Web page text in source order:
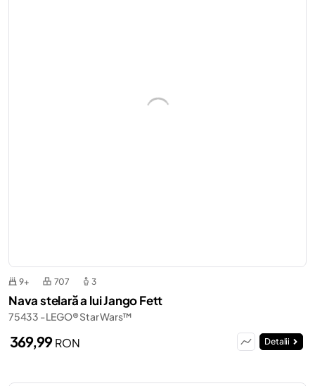
9+ 707 3
Nava stelară a lui Jango Fett
75433 - LEGO® Star Wars™
369,99RON Detalii